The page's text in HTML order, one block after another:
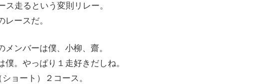
ス走るという変則リレー。
レースだ。
ンバーは僕、小柳、齋。
僕。やっぱり１走好きだしね。
ョート）２コース。